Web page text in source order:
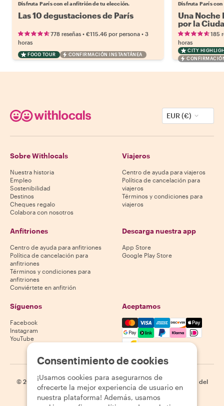
Disfruta París con el anfitrión de tu elección.
Las 10 degustaciones de París
778 reseñas • €115.46 por persona • 3
horas
FOOD TOUR CONFIRMACIÓN INSTANTÁNEA
Disfruta París
Una Noche
por la
185
horas
CITY
EUR (€)
Sobre Withlocals
Nuestra historia
Empleo
Sostenibilidad
Destinos
Cheques regalo
Colabora con nosotros
Viajeros
Centro de ayuda para viajeros
Política de cancelación para
viajeros
Términos y condiciones para
viajeros
Anfitriones
Centro de ayuda para anfitriones
Política de cancelación para
anfitriones
Términos y condiciones para
anfitriones
Conviértete en anfitrión
Descarga nuestra app
App Store
Google Play Store
Síguenos
Facebook
Instagram
YouTube
Aceptamos
Mastercard, Visa, Amex,
© 2026 Withlocals.com | Política de privacidad | Cookies
Mapa del
sitio
Consentimiento de cookies
¡Usamos cookies para asegurarnos de
ofrecerte la mejor experiencia de usuario en
nuestra plataforma! Además, usamos